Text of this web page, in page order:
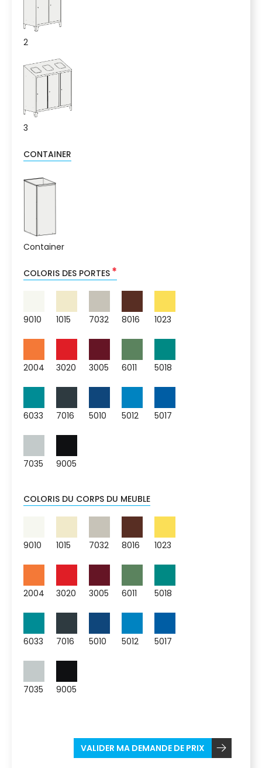
2
3
CONTAINER
Container
COLORIS DES PORTES *
9010 1015 7032 8016 1023
2004 3020 3005 6011 5018
6033 7016 5010 5012 5017
7035 9005
COLORIS DU CORPS DU MEUBLE
9010 1015 7032 8016 1023
2004 3020 3005 6011 5018
6033 7016 5010 5012 5017
7035 9005
VALIDER MA DEMANDE DE PRIX